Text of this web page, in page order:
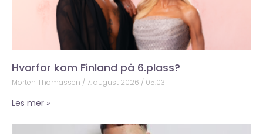
Hvorfor kom Finland på 6.plass?
Morten Thomassen 7. august 2026 05:03
Les mer »